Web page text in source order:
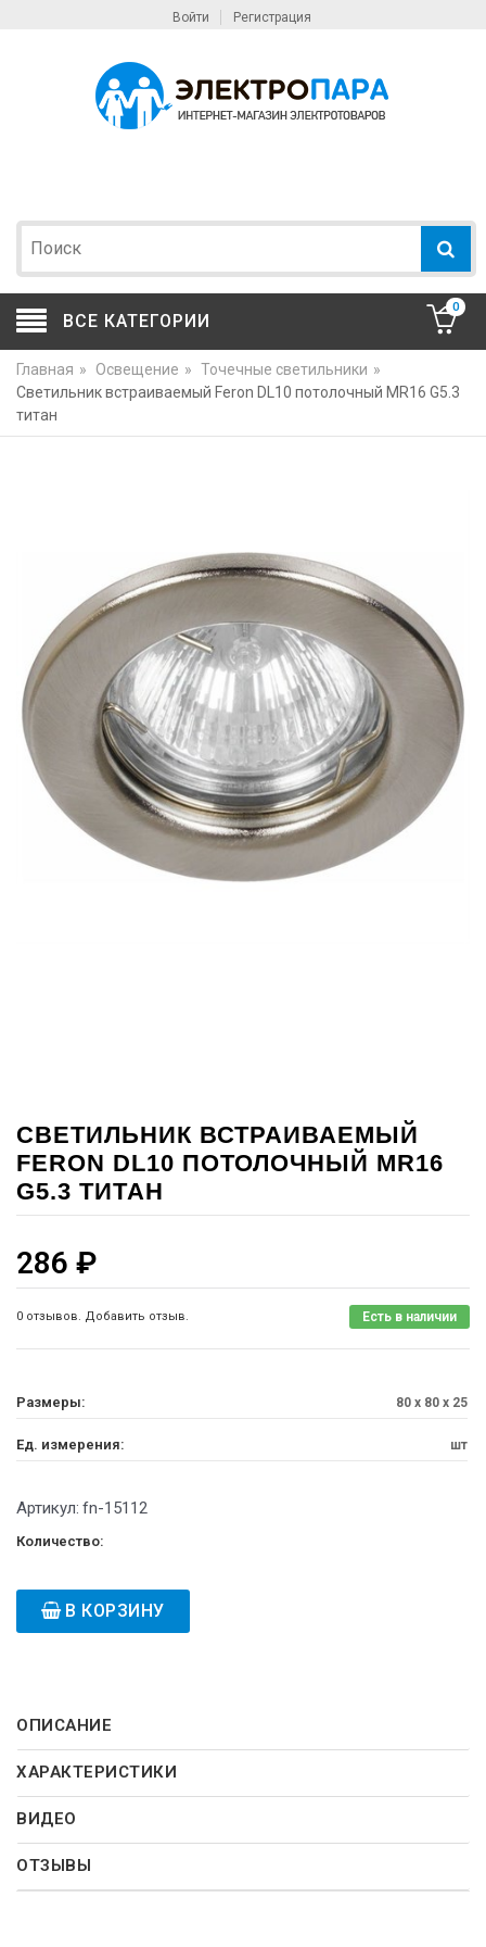
Войти Регистрация
ВСЕ КАТЕГОРИИ
0
Главная » Освещение » Точечные светильники »
Светильник встраиваемый Feron DL10 потолочный MR16 G5.3
титан
СВЕТИЛЬНИК ВСТРАИВАЕМЫЙ
FERON DL10 ПОТОЛОЧНЫЙ MR16
G5.3 ТИТАН
286 ₽
0 отзывов. Добавить отзыв. Есть в наличии
Размеры: 80 x 80 x 25
Ед. измерения: шт
Артикул: fn-15112
Количество:
В КОРЗИНУ
ОПИСАНИЕ
ХАРАКТЕРИСТИКИ
ВИДЕО
ОТЗЫВЫ